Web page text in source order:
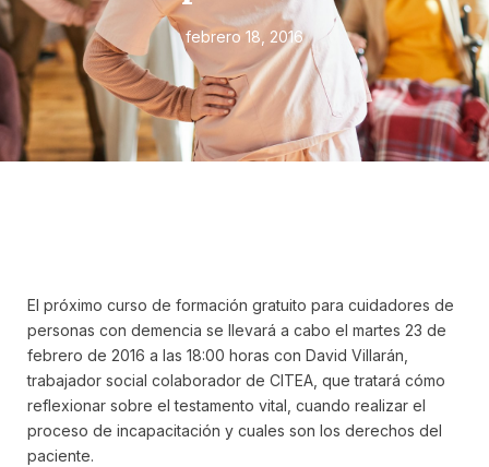
febrero 18, 2016
El próximo curso de formación gratuito para cuidadores de
personas con demencia se llevará a cabo el martes 23 de
febrero de 2016 a las 18:00 horas con David Villarán,
trabajador social colaborador de CITEA, que tratará cómo
reflexionar sobre el testamento vital, cuando realizar el
proceso de incapacitación y cuales son los derechos del
paciente.